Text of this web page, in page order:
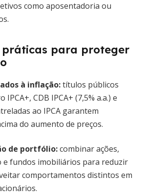
como aposentadoria ou
práticas para proteger
à inflação:títulos públicos
IPCA+, CDB IPCA+ (7,5% a.a.) e
ao IPCA garantem
do aumento de preços.
de portfólio:combinar ações,
e fundos imobiliários para reduzir
comportamentos distintos em